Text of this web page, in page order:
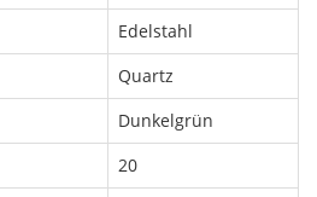
Edelstahl
Quartz
Dunkelgrün
20